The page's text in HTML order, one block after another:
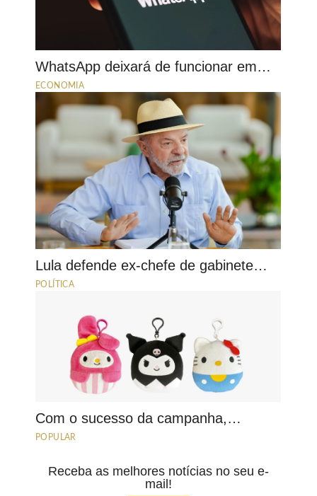
WhatsApp deixará de funcionar em…
ECONOMIA
Lula defende ex-chefe de gabinete…
POLÍTICA
Com o sucesso da campanha,…
POPULAR
Receba as melhores notícias no seu e-
mail!